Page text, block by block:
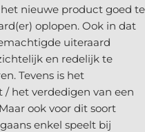
nieuwe product goed te
oplopen. Ook in dat
uiteraard
en redelijk te
Tevens is het
het verdedigen van een
ook voor dit soort
enkel speelt bij